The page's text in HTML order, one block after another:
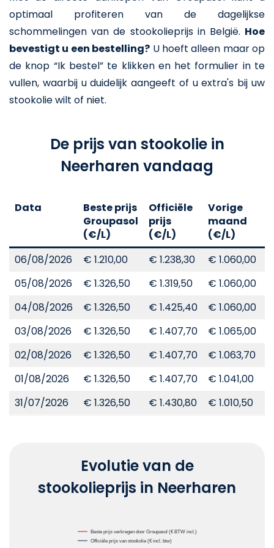
optimaal profiteren van de dagelijkse
schommelingen van de stookolieprijs in België. Hoe
bevestigt u een bestelling? U hoeft alleen maar op
de knop “Ik bestel” te klikken en het formulier in te
vullen, waarbij u duidelijk aangeeft of u extra's bij uw
stookolie wilt of niet.
De prijs van stookolie in
Neerharen vandaag
Data
Beste prijs
Groupasol
(€/L)
Officiële
prijs
(€/L)
Vorige
maand
(€/L)
06/08/2026
€ 1.210,00 € 1.238,30 € 1.060,00
05/08/2026
€ 1.326,50 € 1.319,50 € 1.060,00
04/08/2026
€ 1.326,50 € 1.425,40 € 1.060,00
03/08/2026
€ 1.326,50 € 1.407,70 € 1.065,00
02/08/2026
€ 1.326,50 € 1.407,70 € 1.063,70
01/08/2026
€ 1.326,50 € 1.407,70 € 1.041,00
31/07/2026
€ 1.326,50 € 1.430,80 € 1.010,50
Evolutie van de
stookolieprijs in Neerharen
Beste prijs verkregen door Groupasol (€ BTW incl.)
Officiële prijs van stookolie (€ incl. btw)